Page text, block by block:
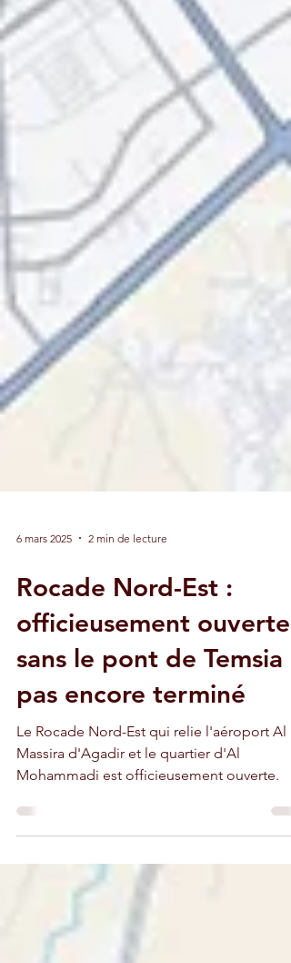
Rocade Nord-Est :
officieusement ouverte,
sans le pont de Temsia
pas encore terminé
Le Rocade Nord-Est qui relie l'aéroport Al
Massira d'Agadir et le quartier d'Al
Mohammadi est officieusement ouverte.